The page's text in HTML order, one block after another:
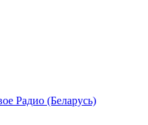
Радио (Беларусь)